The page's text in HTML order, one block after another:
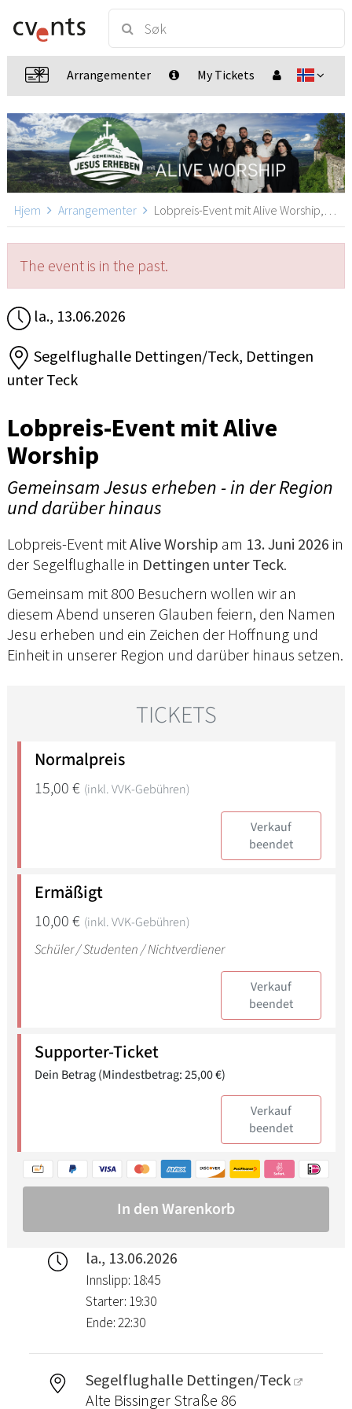
Arrangementer My Tickets
Hjem Arrangementer Lobpreis-Event mit Alive Worship, Dettingen unter Teck
The event is in the past.
la., 13.06.2026
Segelflughalle Dettingen/Teck, Dettingen
unter Teck
Lobpreis-Event mit Alive
Worship
Gemeinsam Jesus erheben - in der Region
und darüber hinaus
Lobpreis-Event mitAlive Worship am 13. Juni 2026 in
der Segelflughalle in Dettingen unter Teck.
Gemeinsam mit 800 Besuchern wollen wir an
diesem Abend unseren Glauben feiern, den Namen
Jesu erheben und ein Zeichen der Hoffnung und
Einheit in unserer Region und darüber hinaus setzen.
la., 13.06.2026
Innslipp: 18:45
Starter: 19:30
Ende: 22:30
Segelflughalle Dettingen/Teck
Alte Bissinger Straße 86